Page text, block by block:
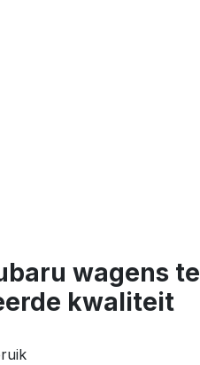
wagens te
kwaliteit